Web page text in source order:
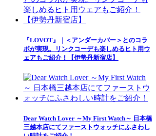
『LOVOT』｜＜アンダーカバー＞とのコラ
ボが実現。リンクコーデも楽しめるヒト用ウ
ェアもご紹介！【伊勢丹新宿店】
Dear Watch Lover ～My First Watch～ 日本橋
三越本店にてファーストウォッチにふさわし